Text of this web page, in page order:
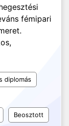
fémipari
diplomás
Beosztott